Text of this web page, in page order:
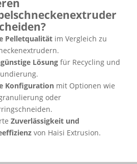
Pelletqualität im Vergleich zu
Lösung für Recycling und
Konfiguration mit Optionen wie
oder
Zuverlässigkeit und
von Haisi Extrusion.